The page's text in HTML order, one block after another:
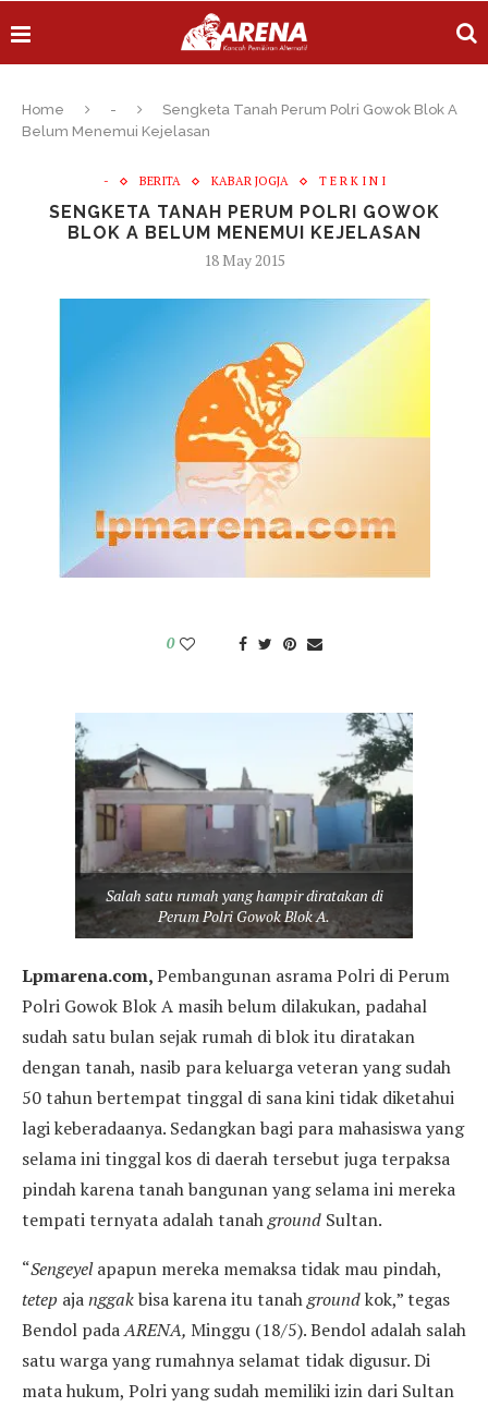
Home -
Sengketa Tanah Perum Polri Gowok Blok A
Belum Menemui Kejelasan
- BERITA KABAR JOGJA T E R K I N I
SENGKETA TANAH PERUM POLRI GOWOK
BLOK A BELUM MENEMUI KEJELASAN
18 May 2015
0
Salah satu rumah yang hampir diratakan di
Perum Polri Gowok Blok A.
Lpmarena.com,Pembangunan asrama Polri di Perum
Polri Gowok Blok A masih belum dilakukan, padahal
sudah satu bulan sejak rumah di blok itu diratakan
dengan tanah, nasib para keluarga veteran yang sudah
50 tahun bertempat tinggal di sana kini tidak diketahui
lagi keberadaanya. Sedangkan bagi para mahasiswa yang
selama ini tinggal kos di daerah tersebut juga terpaksa
pindah karena tanah bangunan yang selama ini mereka
tempati ternyata adalah tanahground Sultan.
“Sengeyelapapun mereka memaksa tidak mau pindah,
tetep ajanggakbisa karena itu tanahgroundkok,” tegas
Bendol padaARENA, Minggu (18/5). Bendol adalah salah
satu warga yang rumahnya selamat tidak digusur. Di
mata hukum, Polri yang sudah memiliki izin dari Sultan